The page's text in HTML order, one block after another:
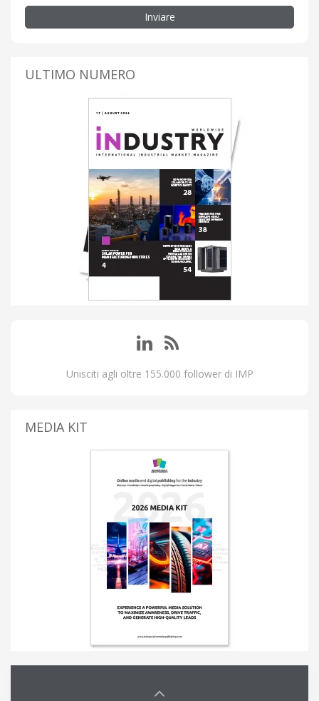
Inviare
ULTIMO NUMERO
Unisciti agli oltre 155.000 follower di IMP
MEDIA KIT